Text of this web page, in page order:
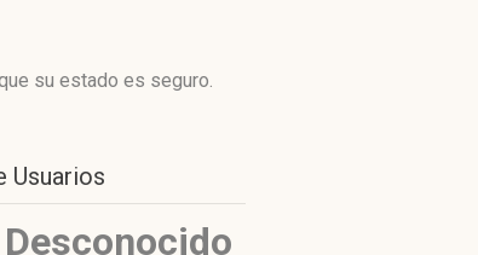
su estado es seguro.
Usuarios
Desconocido